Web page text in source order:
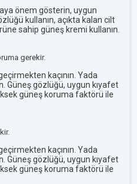
önem gösterin, uygun
kullanın, açıkta kalan cilt
sahip güneş kremi kullanın.
gerekir.
kaçının. Yada
Güneş gözlüğü, uygun kıyafet
güneş koruma faktörü ile
kaçının. Yada
Güneş gözlüğü, uygun kıyafet
güneş koruma faktörü ile